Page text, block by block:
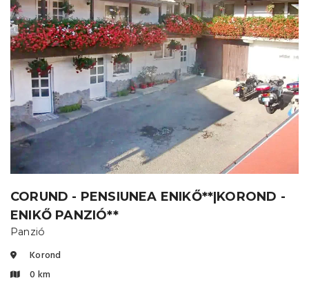
CORUND - PENSIUNEA ENIKŐ**|KOROND -
ENIKŐ PANZIÓ**
Panzió
Korond
0 km